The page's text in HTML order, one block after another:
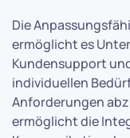
Die
ermöglicht es
Kundensupport
individuellen
Anforderungen
ermöglicht die